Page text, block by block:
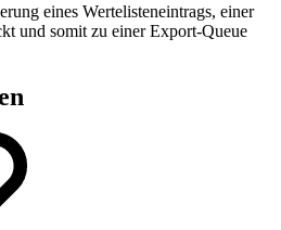
eines Wertelisteneintrags, einer
und somit zu einer Export-Queue